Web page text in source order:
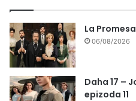
La
06/08/2026
Daha 17 –
epizoda 11